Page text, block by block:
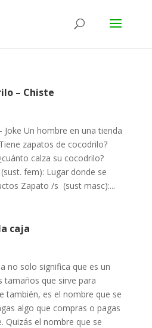
– Chiste
Un hombre en una tienda
zapatos de cocodrilo?
calza su cocodrilo?
fem): Lugar donde se
Zapato /s (sust masc):...
caja
no solo significa que es un
tamaños que sirve para
también, es el nombre que se
algo que compras o pagas
Quizás el nombre que se